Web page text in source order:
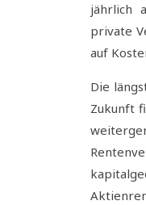
jährlich
private
auf
Die
Zukunft